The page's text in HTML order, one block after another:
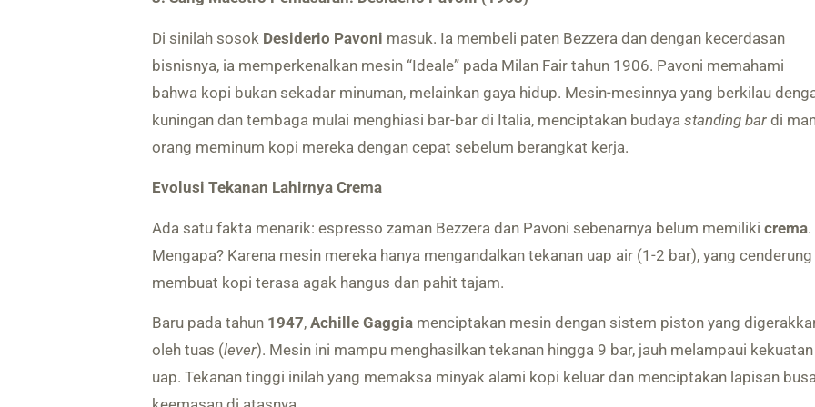
Di sinilah sosok Desiderio Pavoni masuk. Ia membeli paten Bezzera dan dengan kecerdasan
bisnisnya, ia memperkenalkan mesin “Ideale” pada Milan Fair tahun 1906. Pavoni memahami
bahwa kopi bukan sekadar minuman, melainkan gaya hidup. Mesin-mesinnya yang berkilau
kuningan dan tembaga mulai menghiasi bar-bar di Italia, menciptakan budaya standing bar di
orang meminum kopi mereka dengan cepat sebelum berangkat kerja.
Evolusi Tekanan Lahirnya Crema
Ada satu fakta menarik: espresso zaman Bezzera dan Pavoni sebenarnya belum memiliki crema.
Mengapa? Karena mesin mereka hanya mengandalkan tekanan uap air (1-2 bar), yang cenderung
membuat kopi terasa agak hangus dan pahit tajam.
Baru pada tahun 1947, Achille Gaggia menciptakan mesin dengan sistem piston yang
oleh tuas (lever). Mesin ini mampu menghasilkan tekanan hingga 9 bar, jauh melampaui kekuatan
uap. Tekanan tinggi inilah yang memaksa minyak alami kopi keluar dan menciptakan lapisan